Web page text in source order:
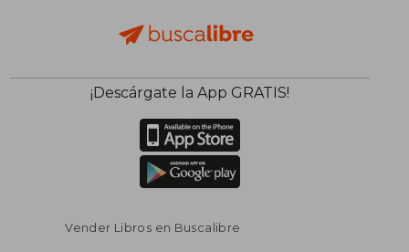
¡Descárgate la App GRATIS!
Vender Libros en Buscalibre